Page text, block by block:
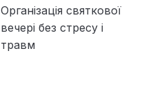
Організація святкової
вечері без стресу і
травм